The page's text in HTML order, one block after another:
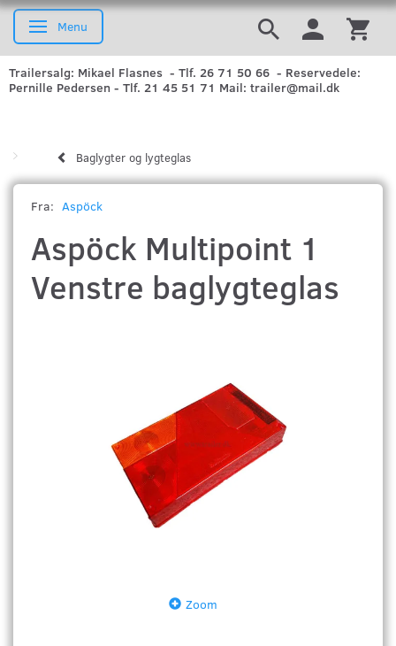
Skifte navigation
Menu
Trailersalg: Mikael Flasnes - Tlf. 26 71 50 66 - Reservedele:
Pernille Pedersen - Tlf. 21 45 51 71 Mail: trailer@mail.dk
Baglygter og lygteglas
Fra: Aspöck
Aspöck Multipoint 1
Venstre baglygteglas
Zoom